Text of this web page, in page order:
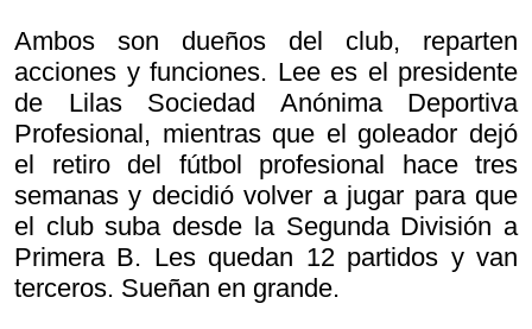
Ambos son dueños del club, reparten
acciones y funciones. Lee es el presidente
de Lilas Sociedad Anónima Deportiva
Profesional, mientras que el goleador dejó
el retiro del fútbol profesional hace tres
semanas y decidió volver a jugar para que
el club suba desde la Segunda División a
Primera B. Les quedan 12 partidos y van
terceros. Sueñan en grande.